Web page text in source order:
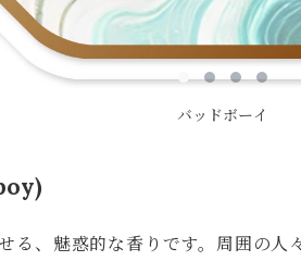
バッドボーイ
る、魅惑的な香りです。周囲の